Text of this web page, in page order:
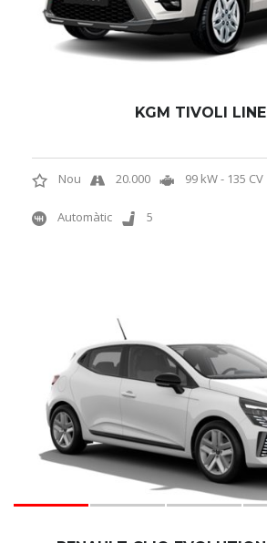
KGM TIVOLI LINE
Nou 20.000 99 kW - 135 CV
Automàtic 5